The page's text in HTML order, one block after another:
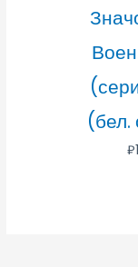
(бел.
₽